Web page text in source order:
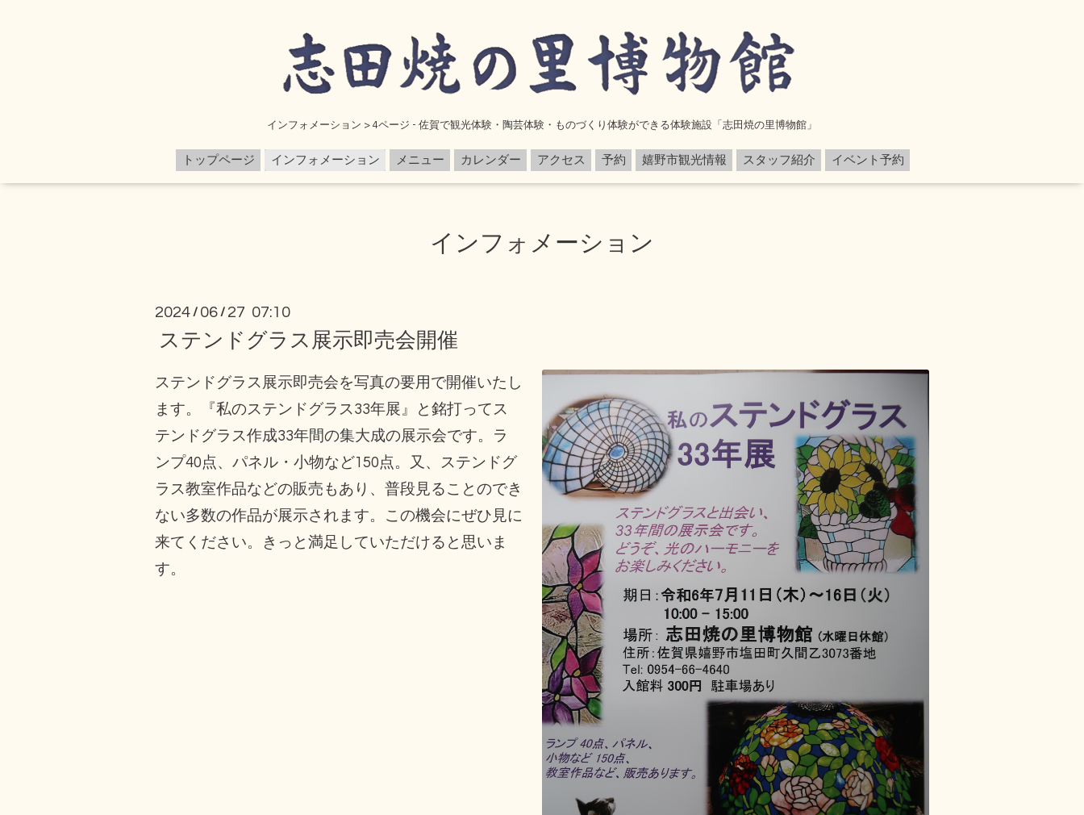
インフォメーション > 4ページ - 佐賀で観光体験・陶芸体験・ものづくり体験ができる体験施設「志田焼の里博物館」
トップページ インフォメーション メニュー カレンダー アクセス 予約 嬉野市観光情報 スタッフ紹介 イベント予約
インフォメーション
2024 / 06 / 27 07:10
ステンドグラス展示即売会開催
ステンドグラス展示即売会を写真の要用で開催いたし
ます。『私のステンドグラス33年展』と銘打ってス
テンドグラス作成33年間の集大成の展示会です。ラ
ンプ40点、パネル・小物など150点。又、ステンドグ
ラス教室作品などの販売もあり、普段見ることのでき
ない多数の作品が展示されます。この機会にぜひ見に
来てください。きっと満足していただけると思いま
す。